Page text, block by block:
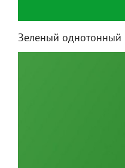
Зеленый однотонный